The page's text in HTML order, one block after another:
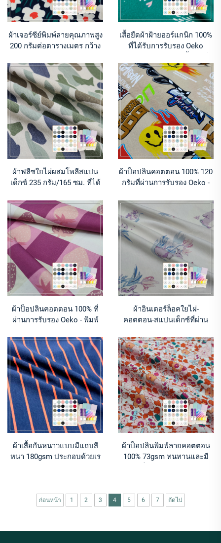
ผ้าเจอร์ซีย์พิมพ์ลายคุณภาพสูง
200 กรัมต่อตารางเมตร กว้าง
ฝ้ายอินทรีย์ และ 5% สแปนเด็ก
ซ์ เหมาะสำหรับการผลิตเสื้อ
ยืด
เสื้อยืดผ้าฝ้ายออร์แกนิก 100%
ที่ได้รับการรับรอง Oeko
และชุดเดรส
ผ้าฟลีซใยไผ่ผสมโพลีสแปน
เด็กซ์ 235 กรัม/165 ซม. ที่ได้
ลายสีสันสดใสสำหรับเสื้อฮู้ด
ผ้าป็อปลินคอตตอน 100% 120
กรัมที่ผ่านการรับรอง Oeko -
เสื้อผ้าเด็กและผ้าปูโต๊ะ
ผ้าป็อปลินคอตตอน 100% ที่
ผ่านการรับรอง Oeko - พิมพ์
เสื้อผ้าเด็กและผ้าปูโต๊ะ
ผ้าอินเตอร์ล็อคใยไผ่-
คอตตอน-สแปนเด็กซ์ที่ผ่าน
แบบสดใสสำหรับเสื้อผ้าเด็ก
ผ้าเสื้อกันหนาวแบบมีแถบสี
หนา 180gsm ประกอบด้วยเร
บ้าน
ผ้าป็อปลินพิมพ์ลายคอตตอน
100% 73gsm ทนทานและมี
ก่อนหน้า 1 2 3 4 5 6 7 ถัดไป